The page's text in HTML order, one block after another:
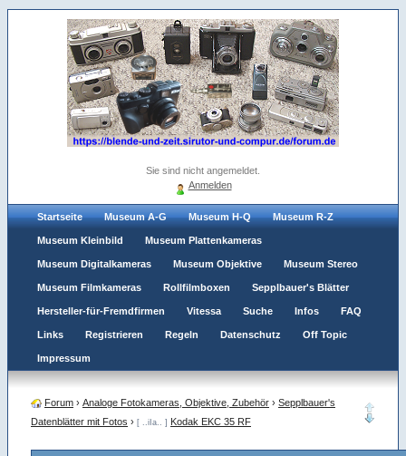
Sie sind nicht angemeldet.
Anmelden
Startseite Museum A-G Museum H-Q Museum R-Z
Museum Kleinbild Museum Plattenkameras
Museum Digitalkameras Museum Objektive Museum Stereo
Museum Filmkameras Rollfilmboxen Sepplbauer's Blätter
Hersteller-für-Fremdfirmen Vitessa Suche Infos FAQ
Links Registrieren Regeln Datenschutz Off Topic
Impressum
Forum › Analoge Fotokameras, Objektive, Zubehör › Sepplbauer's
Datenblätter mit Fotos › [ ..iIa.. ] Kodak EKC 35 RF